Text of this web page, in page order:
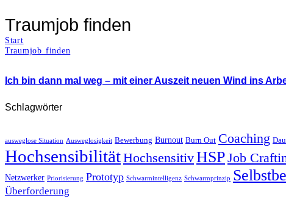
Traumjob finden
Start
Traumjob finden
Ich bin dann mal weg – mit einer Auszeit neuen Wind ins
Schlagwörter
ausweglose Situation Ausweglosigkeit Bewerbung Burnout Burn Out Coaching
HochsensibilitätHochsensitivHSPJob
Netzwerker Priorisierung Prototyp Schwarmintelligenz Schwarmprinzip
Überforderung